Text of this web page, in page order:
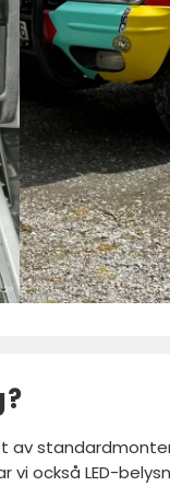
också LED-